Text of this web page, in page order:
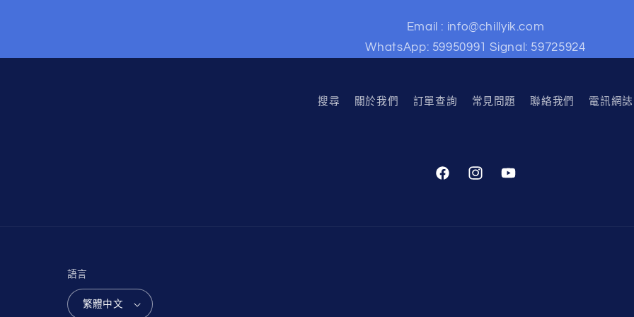
Email : info@chillyik.com
WhatsApp: 59950991 Signal: 59725924
搜尋 關於我們 訂單查詢 常見問題 聯絡我們 電訊網誌
FacebookInstagramYouTube
語言
繁體中文